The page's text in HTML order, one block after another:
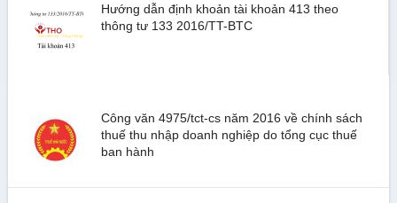
Hướng dẫn định khoản tài khoản 413 theo
thông tư 133 2016/TT-BTC
Công văn 4975/tct-cs năm 2016 về chính sách
thuế thu nhập doanh nghiệp do tổng cục thuế
ban hành